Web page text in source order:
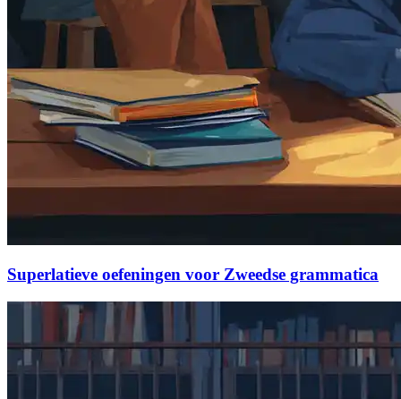
Superlatieve oefeningen voor Zweedse grammatica